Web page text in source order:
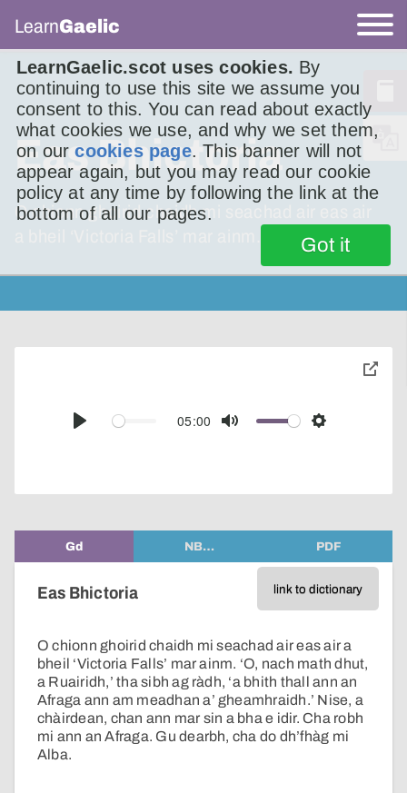
LearnGaelic.scot uses cookies. By
continuing to use this site we assume you
consent to this. You can read about exactly
what cookies we use, and why we set them,
on ourcookies page. This banner will not
appear again, but you may read our cookie
policy at any time by following the link at the
bottom of all our pages.
Got it
LearnGaelic
Eas Bhictoria
O chionn ghoirid chaidh mi seachad air eas air
Play
05:00
Mute Settings
toggle
Gd NB… PDF
link to dictionary
Eas Bhictoria
O chionn ghoirid chaidh mi seachad air eas air a
bheil ‘Victoria Falls’ mar ainm. ‘O, nach math dhut,
a Ruairidh,’ tha sibh ag ràdh, ‘a bhith thall ann an
Afraga ann am meadhan a’ gheamhraidh.’ Nise, a
chàirdean, chan ann mar sin a bha e idir. Cha robh
mi ann an Afraga. Gu dearbh, cha do dh’fhàg mi
Alba.